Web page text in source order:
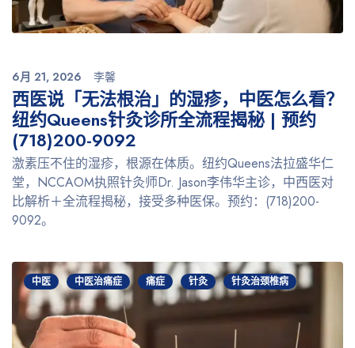
6月 21, 2026 李馨
西医说「无法根治」的湿疹，中医怎么看？
纽约Queens针灸诊所全流程揭秘 | 预约
(718)200-9092
激素压不住的湿疹，根源在体质。纽约Queens法拉盛华仁
堂，NCCAOM执照针灸师Dr. Jason李伟华主诊，中西医对
比解析＋全流程揭秘，接受多种医保。预约：(718)200-
9092。
中医 中医治痛症 痛症 针灸 针灸治颈椎病